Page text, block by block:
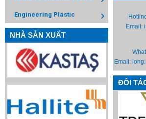
Engineering Plastic
NHÀ SẢN XUẤT
Email:
Email:
ĐỐI